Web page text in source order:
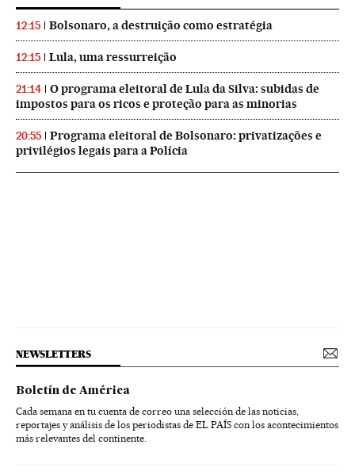
12:15 Bolsonaro, a destruição como estratégia
12:15 Lula, uma ressurreição
21:14
O programa eleitoral de Lula da Silva: subidas de
impostos para os ricos e proteção para as minorias
20:55
Programa eleitoral de Bolsonaro: privatizações e
privilégios legais para a Polícia
NEWSLETTERS
Boletín de América
Cada semana en tu cuenta de correo una selección de las noticias,
reportajes y análisis de los periodistas de EL PAÍS con los acontecimientos
más relevantes del continente.